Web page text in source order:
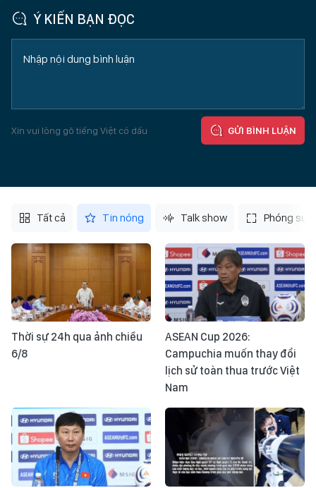
Ý KIẾN BẠN ĐỌC
Xin vui lòng gõ tiếng Việt có dấu GỬI BÌNH LUẬN
Tất cả Tin nóng Talk show Phóng sự
Thời sự 24h qua ảnh chiều
6/8
ASEAN Cup 2026:
Campuchia muốn thay đổi
lịch sử toàn thua trước Việt
Nam